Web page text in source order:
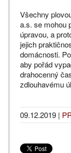
Všechny
a.s. se mohou
úpravou, a
jejich
domácnosti.
aby pořád
drahocenný
zdlouhavému
09.12.2019 |